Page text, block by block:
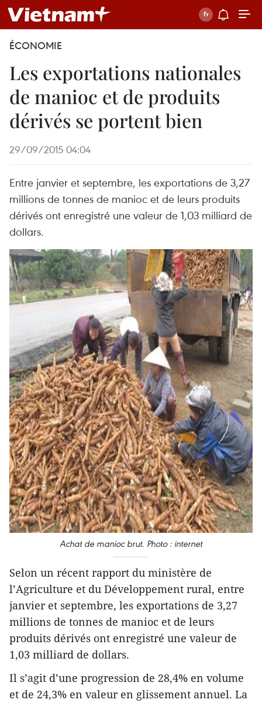
ÉCONOMIE
Les exportations nationales
de manioc et de produits
dérivés se portent bien
29/09/2015 04:04
Entre janvier et septembre, les exportations de 3,27
millions de tonnes de manioc et de leurs produits
dérivés ont enregistré une valeur de 1,03 milliard de
dollars.
Achat d​e manioc brut. Photo : internet
Selon un récent rapport du ministère de
l’Agriculture et du Développement rural, entre
janvier et septembre, les exportations de 3,27
millions de tonnes de manioc et de leurs
produits dérivés ont enregistré une valeur de
1,03 milliard de dollars.
Il s’agit d’une progression de 28,4% en volume
et de 24,3% en valeur en glissement annuel. La